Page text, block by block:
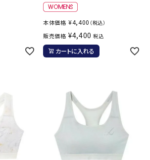
本体価格 ¥4,400 （税込）
販売価格 ¥4,400 税込
カートに入れる